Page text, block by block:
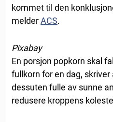
kommet til den
melderACS.
Pixabay
En porsjon popkorn skal
fullkorn for en dag, skriver
dessuten fulle av sunne
redusere kroppens